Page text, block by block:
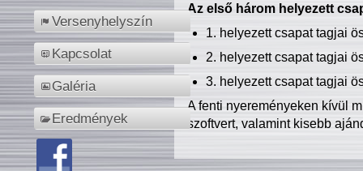
Versenyhelyszín
Kapcsolat
Galéria
Eredmények
Az első három helyezett
1. helyezett csapat tagjai
2. helyezett csapat tagjai
3. helyezett csapat tagjai
A fenti nyereményeken kívül
szoftvert, valamint kisebb